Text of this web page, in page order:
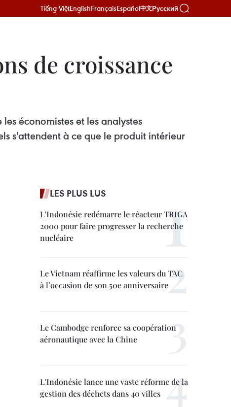
Tiếng ViệtEnglishFrançaisEspañol中文Русский
de croissance
économistes et les analystes
s'attendent à ce que le produit intérieur
LES PLUS LUS
L'Indonésie redémarre le réacteur TRIGA
2000 pour faire progresser la recherche
nucléaire
Le Vietnam réaffirme les valeurs du TAC
à l’occasion de son 50e anniversaire
Le Cambodge renforce sa coopération
aéronautique avec la Chine
L'Indonésie lance une vaste réforme de la
gestion des déchets dans 40 villes